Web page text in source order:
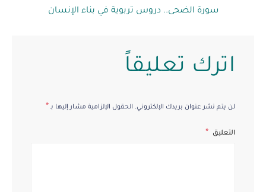
سورة الضحى.. دروس تربوية في بناء الإنسان
اترك تعليقاً
لن يتم نشر عنوان بريدك الإلكتروني. الحقول الإلزامية مشار إليها بـ *
التعليق